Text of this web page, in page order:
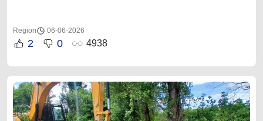
Region 06-06-2026
2 0 4938